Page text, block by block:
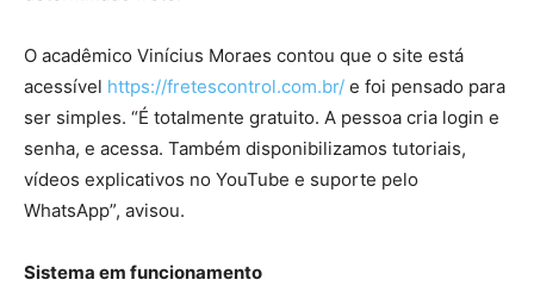
O acadêmico Vinícius Moraes contou que o site está
acessível https://fretescontrol.com.br/ e foi pensado para
ser simples. “É totalmente gratuito. A pessoa cria login e
senha, e acessa. Também disponibilizamos tutoriais,
vídeos explicativos no YouTube e suporte pelo
WhatsApp”, avisou.
Sistema em funcionamento